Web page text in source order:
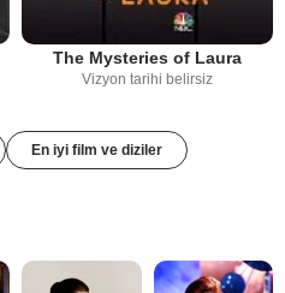
The Mysteries of Laura
Vizyon tarihi belirsiz
En iyi film ve diziler